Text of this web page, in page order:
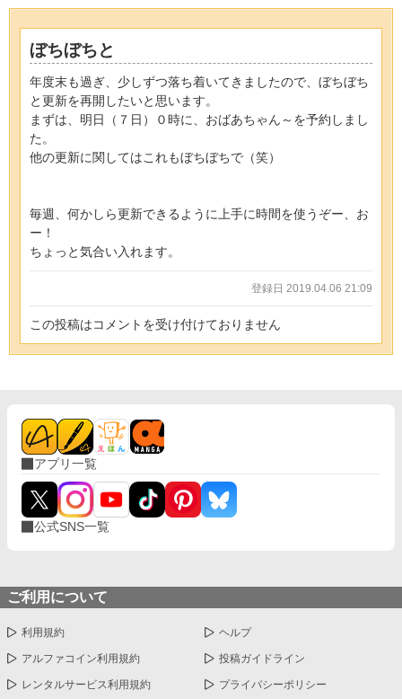
ぼちぼちと
年度末も過ぎ、少しずつ落ち着いてきましたので、ぼちぼち
と更新を再開したいと思います。
まずは、明日（７日）０時に、おばあちゃん～を予約しまし
た。
他の更新に関してはこれもぼちぼちで（笑）
毎週、何かしら更新できるように上手に時間を使うぞー、お
ー！
ちょっと気合い入れます。
登録日 2019.04.06 21:09
この投稿はコメントを受け付けておりません
アプリ一覧
公式SNS一覧
ご利用について
利用規約 ヘルプ
アルファコイン利用規約 投稿ガイドライン
レンタルサービス利用規約 プライバシーポリシー